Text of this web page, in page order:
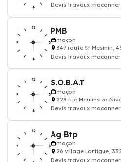
Devis travaux
PMB
maçon
347 route St Mesmin,
Devis travaux
S.O.B.A.T
maçon
228 rue Moulins za
Devis travaux
Ag Btp
maçon
26 village Lartigue,
Devis travaux